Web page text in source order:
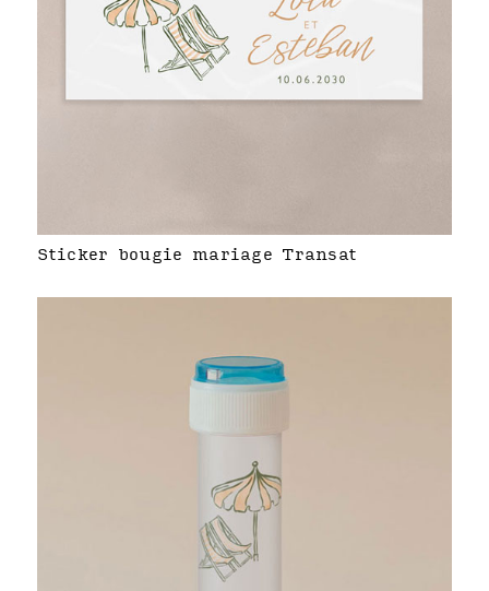
Sticker bougie mariage Transat